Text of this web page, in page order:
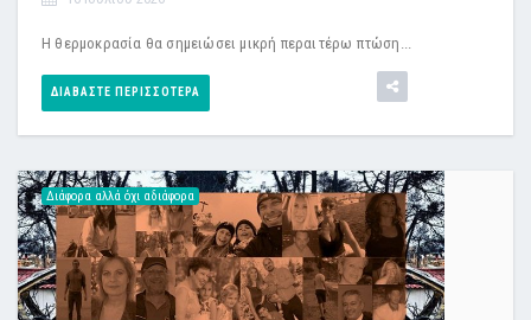
Η θερμοκρασία θα σημειώσει μικρή περαιτέρω πτώση...
ΔΙΑΒΆΣΤΕ ΠΕΡΙΣΣΌΤΕΡΑ
Διάφορα αλλά όχι αδιάφορα